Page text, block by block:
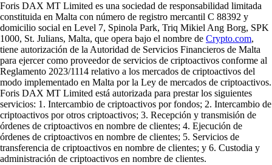
Foris DAX MT Limited es una sociedad de responsabilidad limitada
constituida en Malta con número de registro mercantil C 88392 y
domicilio social en Level 7, Spinola Park, Triq Mikiel Ang Borg, SPK
1000, St. Julians, Malta, que opera bajo el nombre de Crypto.com,
tiene autorización de la Autoridad de Servicios Financieros de Malta
para ejercer como proveedor de servicios de criptoactivos conforme al
Reglamento 2023/1114 relativo a los mercados de criptoactivos del
modo implementado en Malta por la Ley de mercados de criptoactivos.
Foris DAX MT Limited está autorizada para prestar los siguientes
servicios: 1. Intercambio de criptoactivos por fondos; 2. Intercambio de
criptoactivos por otros criptoactivos; 3. Recepción y transmisión de
órdenes de criptoactivos en nombre de clientes; 4. Ejecución de
órdenes de criptoactivos en nombre de clientes; 5. Servicios de
transferencia de criptoactivos en nombre de clientes; y 6. Custodia y
administración de criptoactivos en nombre de clientes.